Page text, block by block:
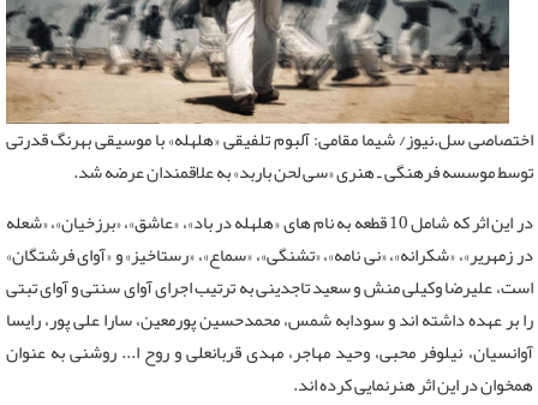
اختصاصی سل.نیوز/ شیما مقامی: آلبوم تلفیقی «هلهله» با موسیقی بهرنگ قدرتی
توسط موسسه فرهنگی ـ هنری «سی لحن باربد» به علاقمندان عرضه شد.
در این اثر که شامل 10 قطعه به نام های «هلهله در باد»، «عاشق»، «برزخیان»، «شعله
در زمهریر»، «شکرانه»، «نی نامه»، «تشنگی»، «سماع»، «رستاخیز» و «آوای فرشتگان»
است، علیرضا وکیلی منش و سعید تاجدینی به ترتیب اجرای آوای سنتی و آوای تبتی
را بر عهده داشته اند و سودابه شمس، محمدحسین پورمعین، سارا علی پور، رایسا
آوانسیان، نیلوفر محبی، وحید مهاجر، مهدی قربانعلی و روح ا... روشنی به عنوان
همخوان در این اثر هنرنمایی کرده اند.